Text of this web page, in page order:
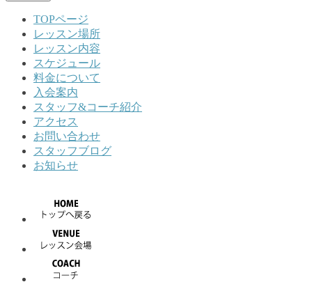
TOPページ
レッスン場所
レッスン内容
スケジュール
料金について
入会案内
スタッフ&コーチ紹介
アクセス
お問い合わせ
スタッフブログ
お知らせ